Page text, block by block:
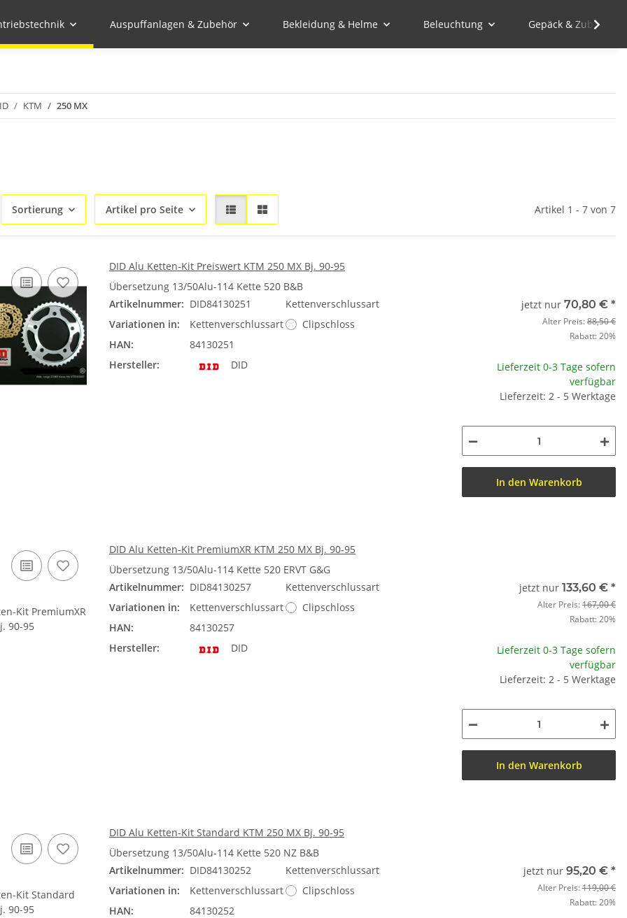
Auspuffanlagen & Zubehör Bekleidung & Helme Beleuchtung Gepäck & Zubehör
KTM 250 MX
Sortierung Artikel pro Seite Artikel 1 - 7 von 7
DID Alu Ketten-Kit Preiswert KTM 250 MX Bj. 90-95
Übersetzung 13/50Alu-114 Kette 520 B&B
Artikelnummer: DID84130251
Variationen in:
Kettenverschlussart
HAN:
84130251
Hersteller:
DID
Kettenverschlussart
Clipschloss
jetzt nur 70,80 € *
Alter Preis:88,50 €
Rabatt:20%
Lieferzeit 0-3 Tage sofern
verfügbar
Lieferzeit: 2 - 5 Werktage
In den Warenkorb
DID Alu Ketten-Kit PremiumXR KTM 250 MX Bj. 90-95
Übersetzung 13/50Alu-114 Kette 520 ERVT G&G
Artikelnummer: DID84130257
Variationen in:
Kettenverschlussart
HAN:
84130257
Hersteller:
DID
Kettenverschlussart
Clipschloss
jetzt nur 133,60 € *
Alter Preis:167,00 €
Rabatt:20%
Lieferzeit 0-3 Tage sofern
verfügbar
Lieferzeit: 2 - 5 Werktage
In den Warenkorb
DID Alu Ketten-Kit Standard KTM 250 MX Bj. 90-95
Übersetzung 13/50Alu-114 Kette 520 NZ B&B
Artikelnummer: DID84130252
Variationen in:
Kettenverschlussart
HAN:
84130252
Kettenverschlussart
Clipschloss
jetzt nur 95,20 € *
Alter Preis:119,00 €
Rabatt:20%